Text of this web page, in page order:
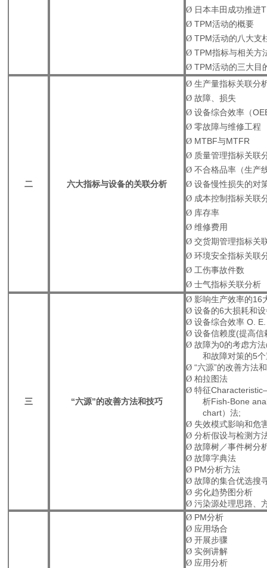
Ø 日本丰田成功推进
Ø TPM活动的概要
Ø TPM活动的八大支
Ø TPM指标与相关方
Ø TPM活动的三大目
二 六大指标与设备的关联分析
Ø 生产量指标关联分
Ø 故障、损失
Ø 设备综合效率（
Ø 零故障与维修工程
Ø MTBF与MTFR
Ø 质量管理指标关联
Ø 不合格品率（生产
Ø 设备慢性损失的对
Ø 成本控制指标关联
Ø 库存率
Ø 维修费用
Ø 交货期管理指标关
Ø 环境安全指标关联
Ø 工伤事故件数
Ø 士气指标关联分析
三 “六源”的改善方法和技巧
Ø 影响生产效率的16
Ø 设备的6大损耗和
Ø 设备综合效率 O.
Ø 设备信赖度(提高信
Ø 故障为0的考虑方法
和故障对策的5
Ø “六源”的改善方法
Ø 柏拉图法
Ø 特征Characteristic
析Fish-Bone
chart）法;
Ø 失效模式影响和危
Ø 分析假设与检测方
Ø 故障树／事件树分
Ø 故障字典法
Ø PM分析方法
Ø 故障的集合优选搜
Ø 劣化趋势图分析
Ø 污染源处理思路、
Ø PM分析
Ø 应用场合
Ø 开展步骤
Ø 实例讲解
Ø 应用分析